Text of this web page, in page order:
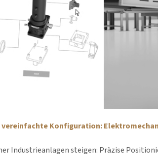
Konfiguration:
Industrieanlagen steigen: Präzise